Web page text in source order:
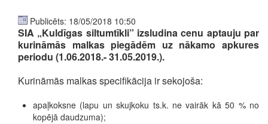
Publicēts: 18/05/2018 10:50
SIA „Kuldīgas siltumtīkli” izsludina cenu aptauju par
kurināmās malkas piegādēm uz nākamo apkures
periodu (1.06.2018.- 31.05.2019.).
Kurināmās malkas specifikācija ir sekojoša:
apaļkoksne (lapu un skujkoku ts.k. ne vairāk kā 50 % no
kopējā daudzuma);